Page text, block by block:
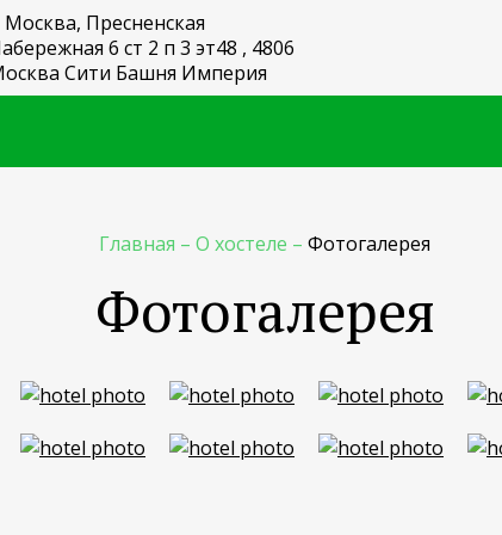
Москва, Пресненская
6 ст 2 п 3 эт48 , 4806
Сити Башня Империя
Главная – О хостеле – Фотогалерея
Фотогалерея